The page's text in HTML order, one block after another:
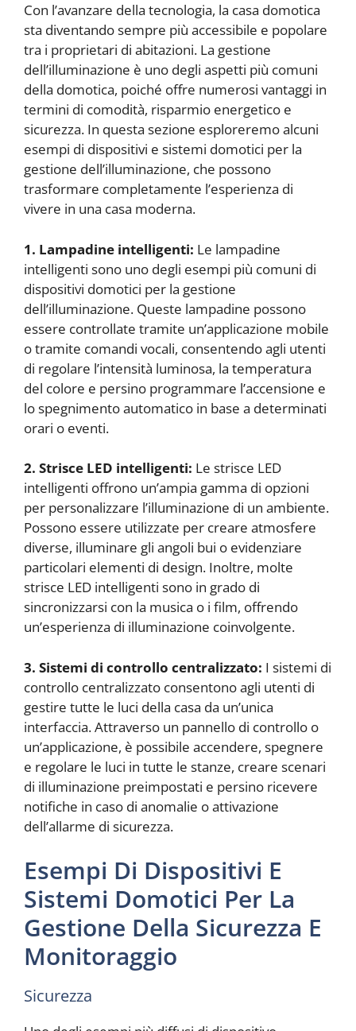
Con l’avanzare della tecnologia, la casa domotica
sta diventando sempre più accessibile e popolare
tra i proprietari di abitazioni. La gestione
dell’illuminazione è uno degli aspetti più comuni
della domotica, poiché offre numerosi vantaggi in
termini di comodità, risparmio energetico e
sicurezza. In questa sezione esploreremo alcuni
esempi di dispositivi e sistemi domotici per la
gestione dell’illuminazione, che possono
trasformare completamente l’esperienza di
vivere in una casa moderna.
1. Lampadine intelligenti: Le lampadine
intelligenti sono uno degli esempi più comuni di
dispositivi domotici per la gestione
dell’illuminazione. Queste lampadine possono
essere controllate tramite un’applicazione mobile
o tramite comandi vocali, consentendo agli utenti
di regolare l’intensità luminosa, la temperatura
del colore e persino programmare l’accensione e
lo spegnimento automatico in base a determinati
orari o eventi.
2. Strisce LED intelligenti: Le strisce LED
intelligenti offrono un’ampia gamma di opzioni
per personalizzare l’illuminazione di un ambiente.
Possono essere utilizzate per creare atmosfere
diverse, illuminare gli angoli bui o evidenziare
particolari elementi di design. Inoltre, molte
strisce LED intelligenti sono in grado di
sincronizzarsi con la musica o i film, offrendo
un’esperienza di illuminazione coinvolgente.
3. Sistemi di controllo centralizzato: I sistemi di
controllo centralizzato consentono agli utenti di
gestire tutte le luci della casa da un’unica
interfaccia. Attraverso un pannello di controllo o
un’applicazione, è possibile accendere, spegnere
e regolare le luci in tutte le stanze, creare scenari
di illuminazione preimpostati e persino ricevere
notifiche in caso di anomalie o attivazione
dell’allarme di sicurezza.
Esempi Di Dispositivi E
Sistemi Domotici Per La
Gestione Della Sicurezza E
Monitoraggio
Sicurezza